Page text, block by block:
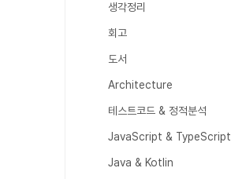
생각정리
회고
도서
Architecture
테스트코드 & 정적분석
JavaScript & TypeScript
Java & Kotlin